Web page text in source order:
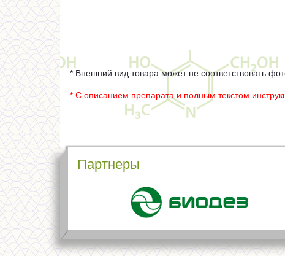
* Внешний вид товара может не соответствовать
* С описанием препарата и полным текстом
Партнеры